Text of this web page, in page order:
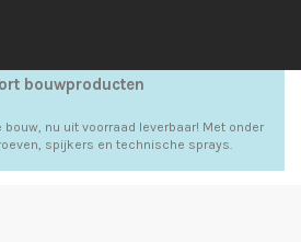
bouwproducten
nu uit voorraad leverbaar! Met onder
spijkers en technische sprays.